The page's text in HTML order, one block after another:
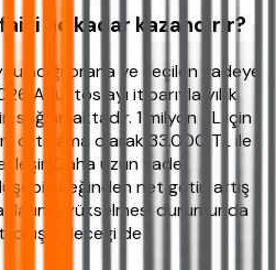
ne kadar kazandırır?
orana ve seçilen vadeye
Ağustos ayı itibarıyla yıllık
sağlamaktadır. 1 milyon TL için
ortalama olarak 33.000 TL ile
Daha uzun vade
net getiri artış
yükselmesi durumunda
oluşabileceği de